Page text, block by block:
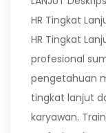
HR Tingkat
HR Tingkat
profesional
pengetahuan
tingkat lanjut
karyawan.